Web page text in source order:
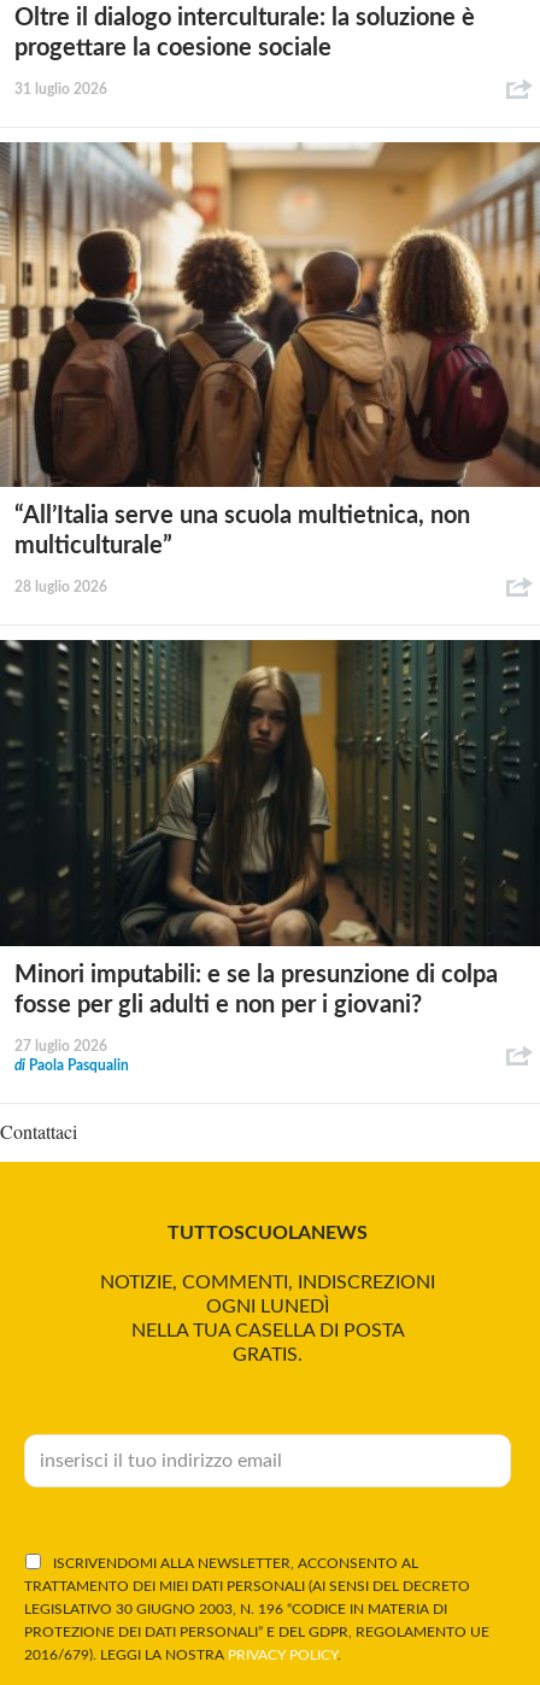
Oltre il dialogo interculturale: la soluzione è
progettare la coesione sociale
31 luglio 2026
“All’Italia serve una scuola multietnica, non
multiculturale”
28 luglio 2026
Minori imputabili: e se la presunzione di colpa
fosse per gli adulti e non per i giovani?
27 luglio 2026
di Paola Pasqualin
Contattaci
TUTTOSCUOLANEWS
NOTIZIE, COMMENTI, INDISCREZIONI
OGNI LUNEDÌ
NELLA TUA CASELLA DI POSTA
GRATIS.
ISCRIVENDOMI ALLA NEWSLETTER, ACCONSENTO AL
TRATTAMENTO DEI MIEI DATI PERSONALI (AI SENSI DEL DECRETO
LEGISLATIVO 30 GIUGNO 2003, N. 196 “CODICE IN MATERIA DI
PROTEZIONE DEI DATI PERSONALI” E DEL GDPR, REGOLAMENTO UE
2016/679). LEGGI LA NOSTRA PRIVACY POLICY.